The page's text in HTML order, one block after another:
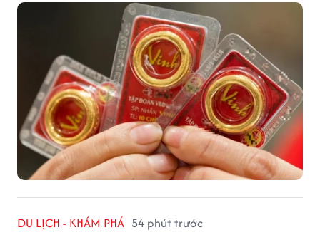
trường vẫn duy trì mặt bằng giá cao, với sự chênh
lệch đáng kể giữa các doanh nghiệp.
DU LỊCH - KHÁM PHÁ 54 phút trước